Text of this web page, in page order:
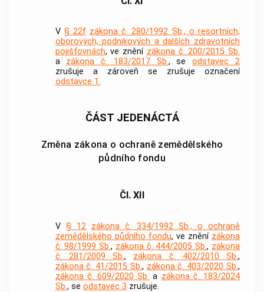
V § 22f zákona č. 280/1992 Sb., o resortních,
oborových, podnikových a dalších zdravotních
pojišťovnách, ve znění zákona č. 200/2015 Sb.
a zákona č. 183/2017 Sb., seodstavec 2
zrušuje a zároveň se zrušuje označení
odstavce 1.
ČÁST JEDENÁCTÁ
Změna zákona o ochraně zemědělského
půdního fondu
Čl. XII
V § 12
zákona č. 334/1992 Sb., o ochraně
zemědělského půdního fondu, ve znění zákona
č. 98/1999 Sb., zákona č. 444/2005 Sb., zákona
č. 281/2009 Sb., zákona č. 402/2010 Sb.,
zákona č. 41/2015 Sb., zákona č. 403/2020 Sb.,
zákona č. 609/2020 Sb. a zákona č. 183/2024
Sb., se odstavec 3 zrušuje.